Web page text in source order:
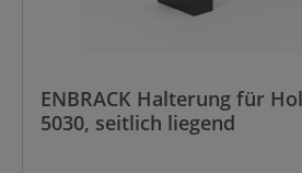
ENBRACK Halterung für
5030, seitlich liegend